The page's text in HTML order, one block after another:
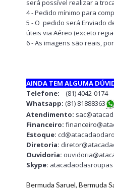
será possível realizar a
4 - Pedido mínimo para
5 - O pedido será Enviado
úteis via Aéreo (exceto
6 - As imagens são reais,
AINDA TEM ALGUMA
Telefone: (81) 4042-0174
Whatsapp: (81) 81888363
Atendimento:
Financeiro:
Estoque:
Diretoria:
Ouvidoria:
Skype: atacadaodasroupas
Bermuda Saruel, Bermuda